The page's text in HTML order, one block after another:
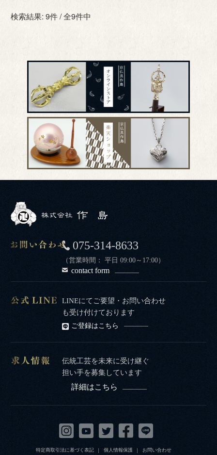
検索結果: 9件 / 全9件中
075-314-8633
（営業時間： 平日 09:00～17:00）
contact form
LINEにてご要望・お問い合わせ
も受け付けております
ご登録はこちら
伝統工芸を未来に受け継ぐ
担い手を募集しています
詳細はこちら
特定商取引法に基づく表記 個人情報保護 お問い合わせ